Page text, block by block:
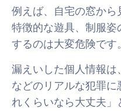
例えば、自宅の窓か
特徴的な遊具、制服
するのは大変危険です。
漏えいした個人情報
などのリアルな犯罪
れくらいなら大丈夫